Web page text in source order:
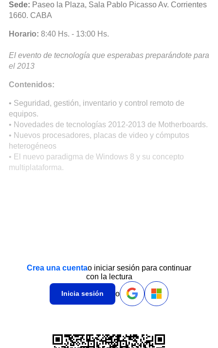
Sede: Paseo la Plaza, Sala Pablo Picasso Av. Corrientes
1660. CABA
Horario: 8:40 Hs. - 13:00 Hs.
El evento de tecnología que esperabas preparándote para
el 2013
Contenidos:
• Seguridad, gestión, inventario y control remoto de
equipos.
• Novedades de tecnologías 2012-2013 de Motherboards.
• Nuevos procesadores, placas de video y cómputos
heterogéneos
• El nuevo paradigma de Windows 8 y su concepto
multiplataforma.
Crea una cuentao iniciar sesión para continuar
con la lectura
Inicia sesión o